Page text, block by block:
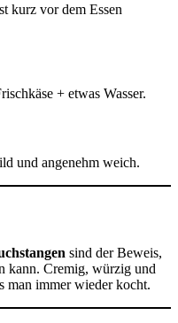
kurz vor dem Essen
+ etwas Wasser.
und angenehm weich.
sind der Beweis,
kann. Cremig, würzig und
man immer wieder kocht.